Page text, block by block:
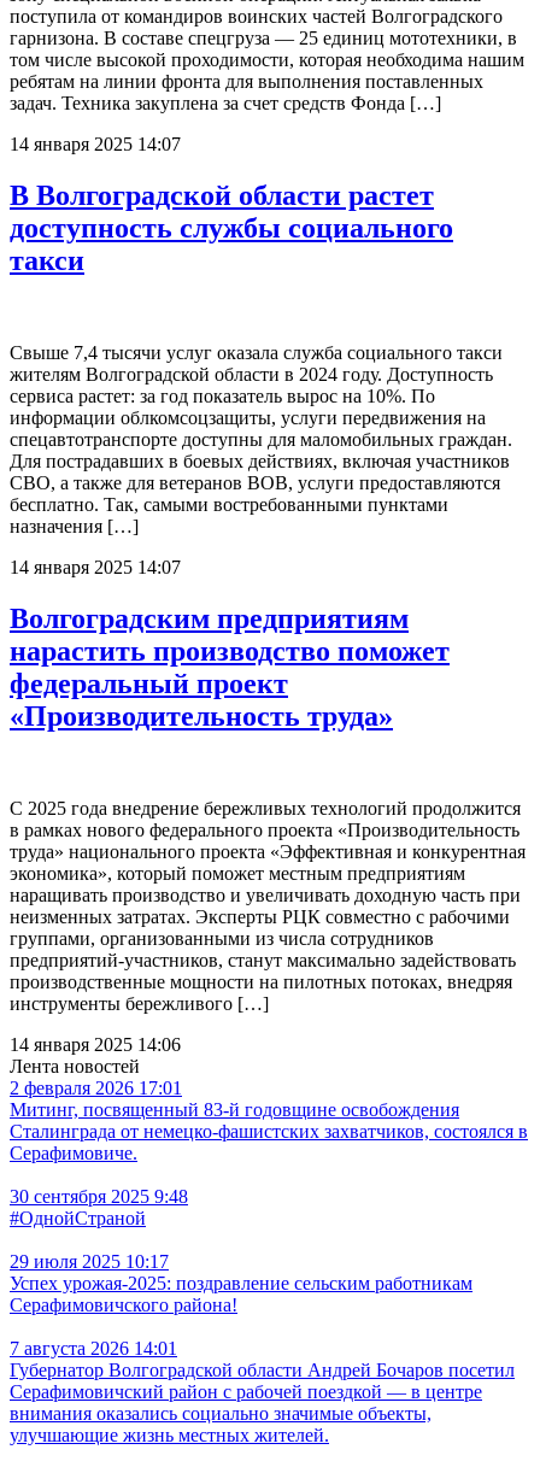
поступила от командиров воинских частей Волгоградского
гарнизона. В составе спецгруза — 25 единиц мототехники, в
том числе высокой проходимости, которая необходима нашим
ребятам на линии фронта для выполнения поставленных
задач. Техника закуплена за счет средств Фонда […]
14 января 2025 14:07
В Волгоградской области растет
доступность службы социального
такси
Свыше 7,4 тысячи услуг оказала служба социального такси
жителям Волгоградской области в 2024 году. Доступность
сервиса растет: за год показатель вырос на 10%. По
информации облкомсоцзащиты, услуги передвижения на
спецавтотранспорте доступны для маломобильных граждан.
Для пострадавших в боевых действиях, включая участников
СВО, а также для ветеранов ВОВ, услуги предоставляются
бесплатно. Так, самыми востребованными пунктами
назначения […]
14 января 2025 14:07
Волгоградским предприятиям
нарастить производство поможет
федеральный проект
«Производительность труда»
С 2025 года внедрение бережливых технологий продолжится
в рамках нового федерального проекта «Производительность
труда» национального проекта «Эффективная и конкурентная
экономика», который поможет местным предприятиям
наращивать производство и увеличивать доходную часть при
неизменных затратах. Эксперты РЦК совместно с рабочими
группами, организованными из числа сотрудников
предприятий-участников, станут максимально задействовать
производственные мощности на пилотных потоках, внедряя
инструменты бережливого […]
14 января 2025 14:06
Лента новостей
2 февраля 2026 17:01
Митинг, посвященный 83-й годовщине освобождения
Сталинграда от немецко-фашистских захватчиков, состоялся в
Серафимовиче.
30 сентября 2025 9:48
#ОднойСтраной
29 июля 2025 10:17
Успех урожая-2025: поздравление сельским работникам
Серафимовичского района!
7 августа 2026 14:01
Губернатор Волгоградской области Андрей Бочаров посетил
Серафимовичский район с рабочей поездкой — в центре
внимания оказались социально значимые объекты,
улучшающие жизнь местных жителей.